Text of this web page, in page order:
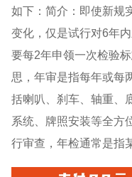
如下：简介：即使新规
变化，仅是试行对6年
要每2年申领一次检验
思，年审是指每年或每
括喇叭、刹车、轴重、
系统、牌照安装等全方
行审查，年检通常是指